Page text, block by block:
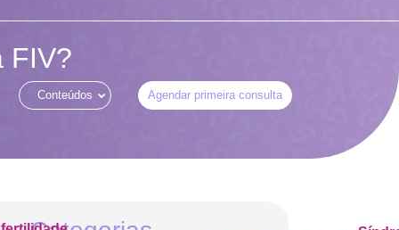
Conteúdos Agendar primeira consulta
FIV?